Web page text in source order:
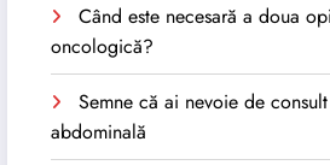
Când este necesară a doua
oncologică?
Semne că ai nevoie de
abdominală